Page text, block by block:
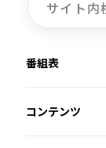
番組表
コンテンツ